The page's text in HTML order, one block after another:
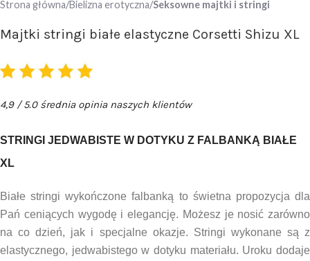
Strona główna Bielizna erotyczna Seksowne majtki i stringi
Majtki stringi białe elastyczne Corsetti Shizu XL
4,9 / 5.0 średnia opinia naszych klientów
STRINGI JEDWABISTE W DOTYKU Z FALBANKĄ BIAŁE
XL
Białe stringi wykończone falbanką to świetna propozycja dla
Pań ceniących wygodę i elegancję. Możesz je nosić zarówno
na co dzień, jak i specjalne okazje. Stringi wykonane są z
elastycznego, jedwabistego w dotyku materiału. Uroku dodaje